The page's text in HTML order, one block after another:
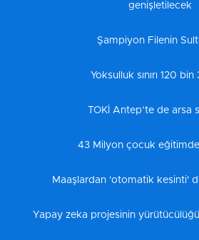
genişletilecek
Şampiyon Filenin
Yoksulluk sınırı 120 bin
TOKİ Antep’te de arsa
43 Milyon çocuk
Maaşlardan 'otomatik kesinti'
Yapay zeka projesinin